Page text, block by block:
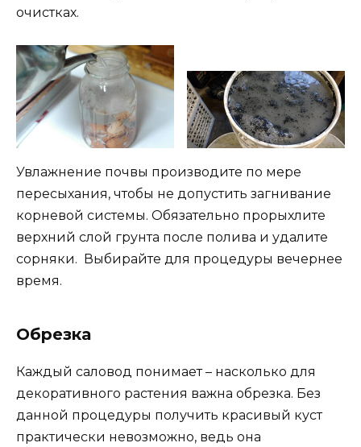
очистках.
Увлажнение почвы производите по мере
пересыхания, чтобы не допустить загнивание
корневой системы. Обязательно прорыхлите
верхний слой грунта после полива и удалите
сорняки. Выбирайте для процедуры вечернее
время.
Обрезка
Каждый саловод понимает – насколько для
декоративного растения важна обрезка. Без
данной процедуры получить красивый куст
практически невозможно, ведь она